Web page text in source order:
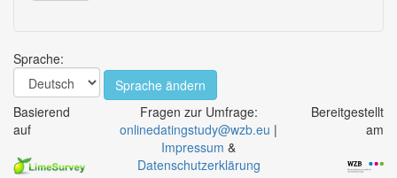
Sprache:
Sprache ändern
Basierend
auf
Fragen zur Umfrage:
onlinedatingstudy@wzb.eu |
Impressum &
Datenschutzerklärung
Bereitgestellt
am